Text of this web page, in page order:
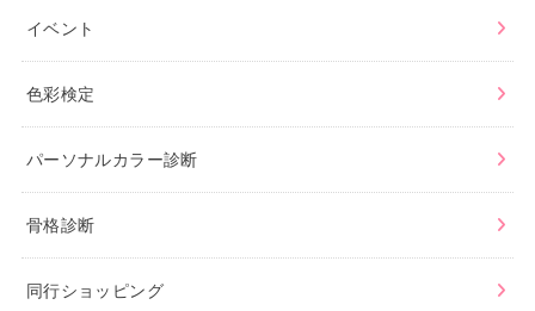
イベント
色彩検定
パーソナルカラー診断
骨格診断
同行ショッピング